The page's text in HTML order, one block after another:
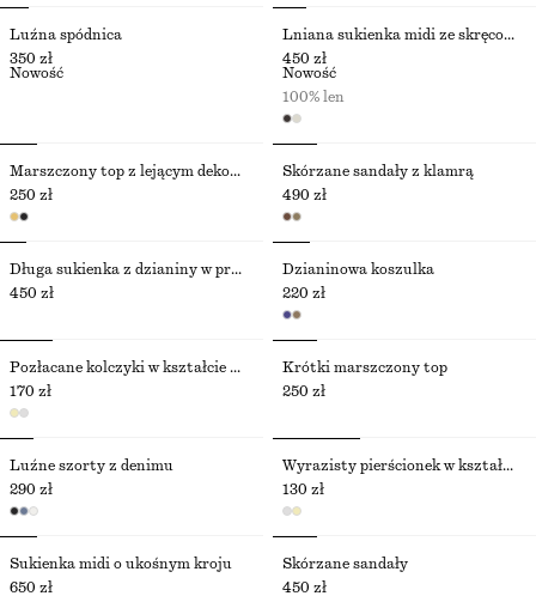
Luźna spódnica
350 zł
Nowość
Lniana sukienka midi ze skręconym ramiączkiem
450 zł
Nowość
100% len
Marszczony top z lejącym dekoltem
250 zł
Skórzane sandały z klamrą
490 zł
Długa sukienka z dzianiny w prążki
450 zł
Dzianinowa koszulka
220 zł
Pozłacane kolczyki w kształcie muszli
170 zł
Krótki marszczony top
250 zł
Luźne szorty z denimu
290 zł
Wyrazisty pierścionek w kształcie muszli
130 zł
Sukienka midi o ukośnym kroju
650 zł
Skórzane sandały
450 zł